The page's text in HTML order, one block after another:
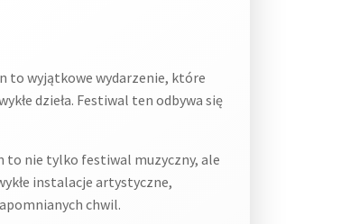
to wyjątkowe wydarzenie, które
dzieła. Festiwal ten odbywa się
to nie tylko festiwal muzyczny, ale
instalacje artystyczne,
chwil.